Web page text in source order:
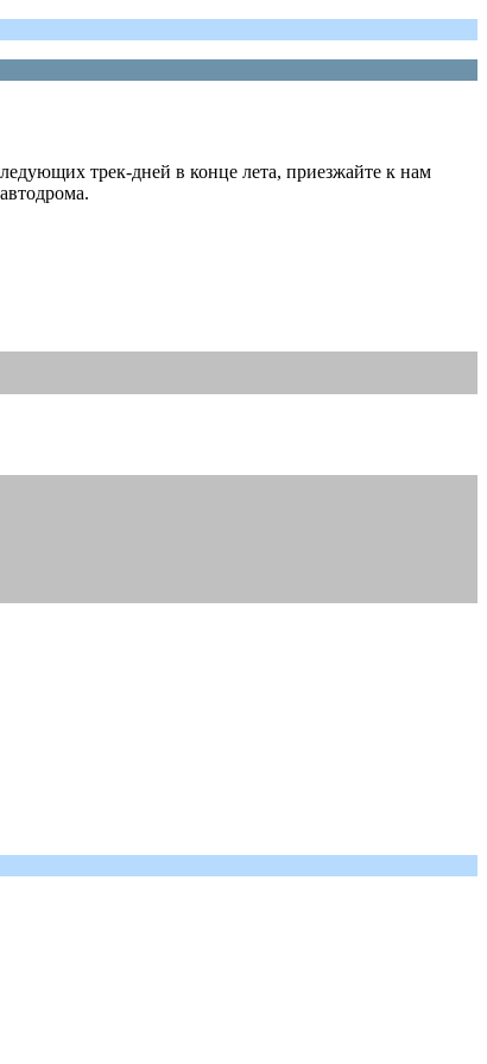
трек-дней в конце лета, приезжайте к нам